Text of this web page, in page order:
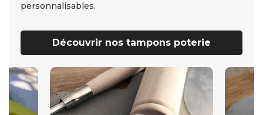
personnalisables.
Découvrir nos tampons poterie